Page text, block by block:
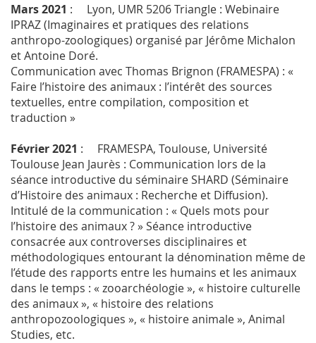
Mars 2021 : Lyon, UMR 5206 Triangle : Webinaire
IPRAZ (Imaginaires et pratiques des relations
anthropo-zoologiques) organisé par Jérôme Michalon
et Antoine Doré.
Communication avec Thomas Brignon (FRAMESPA) : «
Faire l’histoire des animaux : l’intérêt des sources
textuelles, entre compilation, composition et
traduction »
Février 2021 : FRAMESPA, Toulouse, Université
Toulouse Jean Jaurès : Communication lors de la
séance introductive du séminaire SHARD (Séminaire
d’Histoire des animaux : Recherche et Diffusion).
Intitulé de la communication : « Quels mots pour
l’histoire des animaux ? » Séance introductive
consacrée aux controverses disciplinaires et
méthodologiques entourant la dénomination même de
l’étude des rapports entre les humains et les animaux
dans le temps : « zooarchéologie », « histoire culturelle
des animaux », « histoire des relations
anthropozoologiques », « histoire animale », Animal
Studies, etc.